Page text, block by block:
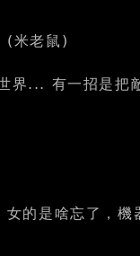
米老鼠)
... 有一招是把敵
的是啥忘了，機